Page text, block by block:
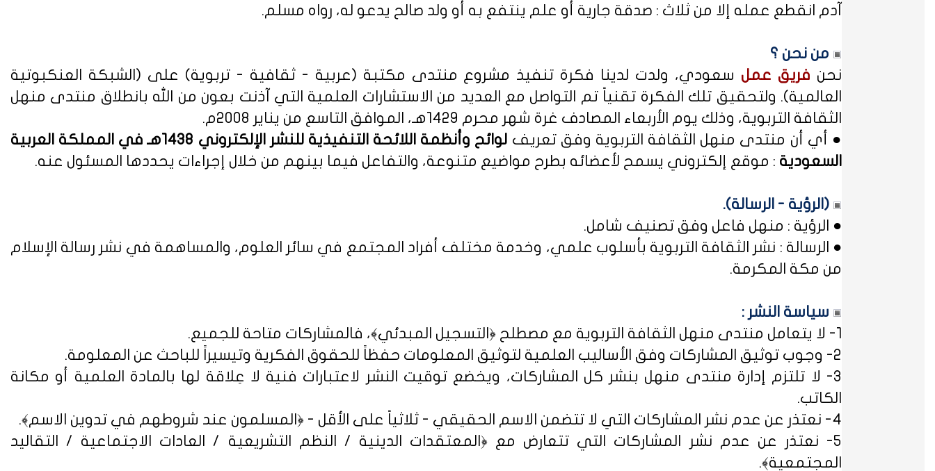
آدم انقطع عمله إلا من ثلاث : صدقة جارية أو علم ينتفع به أو ولد صالح يدعو له، رواه مسلم.
من نحن ؟
نحن فريق عمل سعودي، ولدت لدينا فكرة تنفيذ مشروع منتدى مكتبة (عربية - ثقافية - تربوية) على (الشبكة العنكبوتية
العالمية). ولتحقيق تلك الفكرة تقنياً تم التواصل مع العديد من الاستشارات العلمية التي آذنت بعون من الله بانطلاق منتدى منهل
الثقافة التربوية، وذلك يوم الأربعاء المصادف غرة شهر محرم 1429هـ، الموافق التاسع من يناير 2008م.
● أي أن منتدى منهل الثقافة التربوية وفق تعريف
لوائح وأنظمة اللائحة التنفيذية للنشر الإلكتروني 1438هـ في المملكة العربية
السعودية : موقع إلكتروني يسمح لأعضائه بطرح مواضيع متنوعة، والتفاعل فيما بينهم من خلال إجراءات يحددها المسئول عنه.
(الرؤية - الرسالة).
● الرؤية : منهل فاعل وفق تصنيف شامل.
● الرسالة : نشر الثقافة التربوية بأسلوب علمي، وخدمة مختلف أفراد المجتمع في سائر العلوم، والمساهمة في نشر رسالة الإسلام
من مكة المكرمة.
سياسة النشر :
1- لا يتعامل منتدى منهل الثقافة التربوية مع مصطلح ﴿التسجيل المبدئي﴾، فالمشاركات متاحة للجميع.
2- وجوب توثيق المشاركات وفق الأساليب العلمية لتوثيق المعلومات حفظاً للحقوق الفكرية وتيسيراً للباحث عن المعلومة.
3- لا تلتزم إدارة منتدى منهل بنشر كل المشاركات، ويخضع توقيت النشر لاعتبارات فنية لا عِلاقة لها بالمادة العلمية أو مكانة
الكاتب.
4- نعتذر عن عدم نشر المشاركات التي لا تتضمن الاسم الحقيقي - ثلاثياً على الأقل - ﴿المسلمون عند شروطهم في تدوين الاسم﴾.
5- نعتذر عن عدم نشر المشاركات التي تتعارض مع ﴿المعتقدات الدينية / النظم التشريعية / العادات الاجتماعية / التقاليد
المجتمعية﴾.